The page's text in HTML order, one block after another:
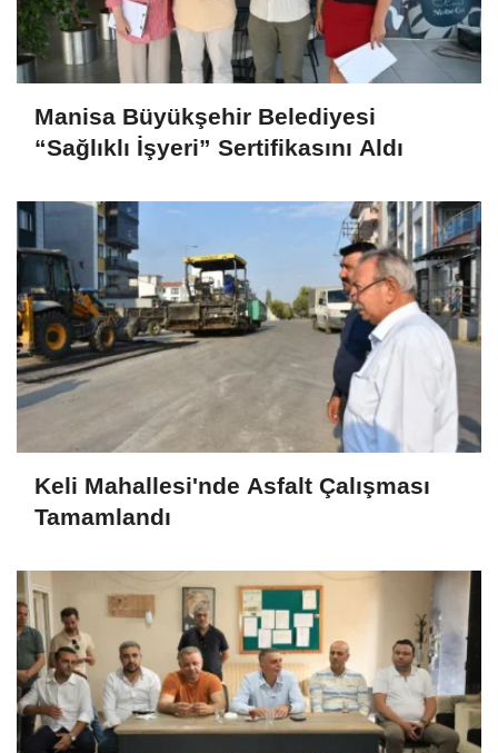
Manisa Büyükşehir Belediyesi
“Sağlıklı İşyeri” Sertifikasını Aldı
Keli Mahallesi'nde Asfalt Çalışması
Tamamlandı